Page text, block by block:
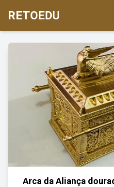
RETOEDU
Arca da Aliança